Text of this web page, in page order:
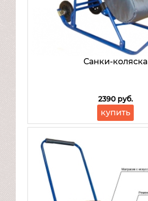
Санки-коляска
2390 руб.
купить